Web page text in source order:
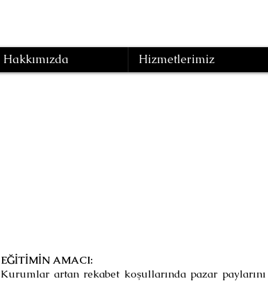
Hakkımızda Hizmetlerimiz
EĞİTİMİN AMACI:
Kurumlar artan rekabet koşullarında pazar